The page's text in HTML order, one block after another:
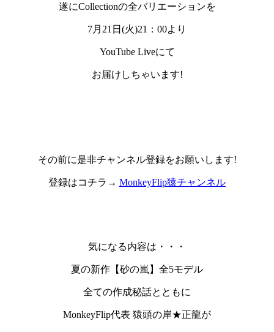
遂にCollectionの全バリエーションを
7月21日(火)21：00より
YouTube Liveにて
お届けしちゃいます!
その前に是非チャンネル登録をお願いします!
登録はコチラ→ MonkeyFlip猿チャンネル
気になる内容は・・・
夏の新作【砂の嵐】全5モデル
全ての作成秘話とともに
MonkeyFlip代表 猿頭の岸★正龍が